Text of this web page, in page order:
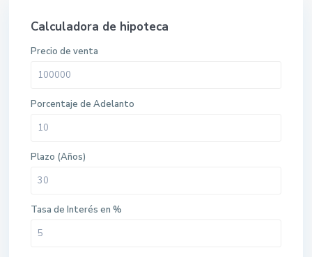
Calculadora de hipoteca
Precio de venta
Porcentaje de Adelanto
Plazo (Años)
Tasa de Interés en %